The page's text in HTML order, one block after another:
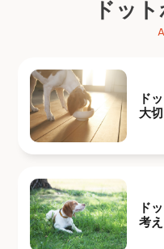
ドッ
ド
大
ド
考え